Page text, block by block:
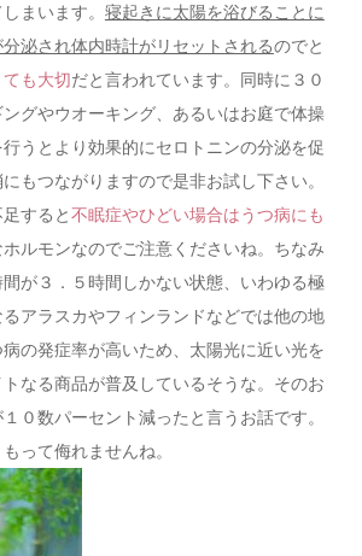
まいます。 寝起きに太陽を浴びることに
泌され体内時計がリセットされるのでと
も大切だと言われています。同時に３０
グやウオーキング、あるいはお庭で体操
うとより効果的にセロトニンの分泌を促
もつながりますので是非お試し下さい。
すると不眠症やひどい場合はうつ病にも
ホルモンなのでご注意くださいね。ちなみ
が３．５時間しかない状態、いわゆる極
アラスカやフィンランドなどでは他の地
の発症率が高いため、太陽光に近い光を
なる商品が普及しているそうな。そのお
０数パーセント減ったと言うお話です。
って侮れませんね。